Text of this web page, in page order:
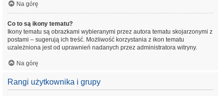
Na górę
Co to są ikony tematu?
Ikony tematu są obrazkami wybieranymi przez autora tematu skojarzonymi z
postami – sugerują ich treść. Możliwość korzystania z ikon tematu
uzależniona jest od uprawnień nadanych przez administratora witryny.
Na górę
Rangi użytkownika i grupy